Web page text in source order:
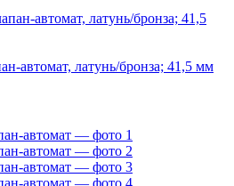
автомат, латунь/бронза; 41,5 мм